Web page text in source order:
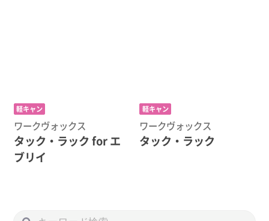
軽キャン
ワークヴォックス
タック・ラック for エ
ブリイ
軽キャン
ワークヴォックス
タック・ラック